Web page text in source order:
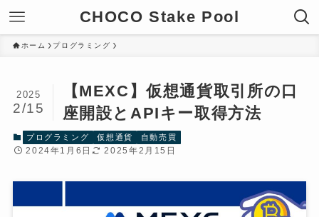
CHOCO Stake Pool
ホーム プログラミング
【MEXC】仮想通貨取引所の口
座開設とAPIキー取得方法
2025
2/15
プログラミング 仮想通貨 自動売買
2024年1月6日 2025年2月15日